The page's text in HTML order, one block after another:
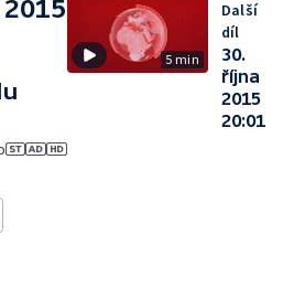
5 min
Další
díl
30.
října
2015
20:01